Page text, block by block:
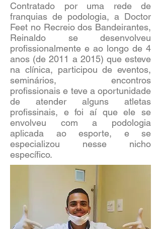
Contratado por uma rede de
franquias de podologia, a Doctor
Feet no Recreio dos Bandeirantes,
Reinaldo se desenvolveu
profissionalmente e ao longo de 4
anos (de 2011 a 2015) que esteve
na clínica, participou de eventos,
seminários, encontros
profissionais e teve a oportunidade
de atender alguns atletas
profissinais, e foi aí que ele se
envolveu com a podologia
aplicada ao esporte, e se
especializou nesse nicho
específico.